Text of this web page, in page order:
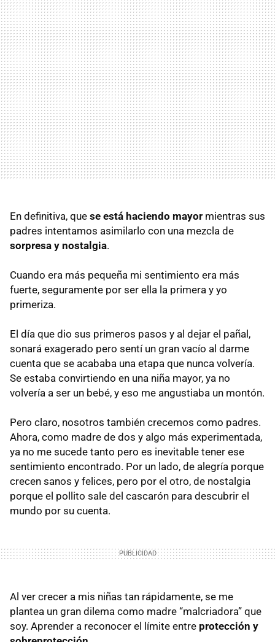
En definitiva, que se está haciendo mayor mientras sus
padres intentamos asimilarlo con una mezcla de
sorpresa y nostalgia.
Cuando era más pequeña mi sentimiento era más
fuerte, seguramente por ser ella la primera y yo
primeriza.
El día que dio sus primeros pasos y al dejar el pañal,
sonará exagerado pero sentí un gran vacío al darme
cuenta que se acababa una etapa que nunca volvería.
Se estaba convirtiendo en una niña mayor, ya no
volvería a ser un bebé, y eso me angustiaba un montón.
Pero claro, nosotros también crecemos como padres.
Ahora, como madre de dos y algo más experimentada,
ya no me sucede tanto pero es inevitable tener ese
sentimiento encontrado. Por un lado, de alegría porque
crecen sanos y felices, pero por el otro, de nostalgia
porque el pollito sale del cascarón para descubrir el
mundo por su cuenta.
Al ver crecer a mis niñas tan rápidamente, se me
plantea un gran dilema como madre “malcriadora” que
soy. Aprender a reconocer el límite entre protección y